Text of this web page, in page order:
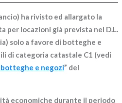
ha rivisto ed allargato la
per locazioni già prevista nel D.L.
solo a favore di botteghe e
di categoria catastale C1 (vedi
e negozi” del
economiche durante il periodo